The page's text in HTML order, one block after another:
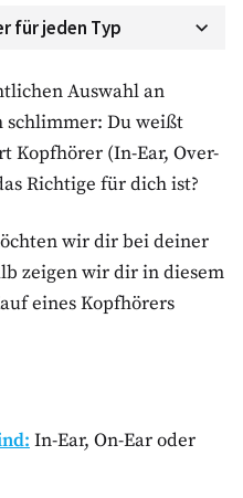
für jeden Typ
Auswahl an
schlimmer: Du weißt
Kopfhörer (In-Ear, Over-
Richtige für dich ist?
wir dir bei deiner
zeigen wir dir in diesem
eines Kopfhörers
In-Ear, On-Ear oder